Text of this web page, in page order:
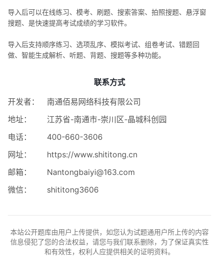
导入后可以在线练习、模考、刷题、搜索答案、拍照搜题、悬浮窗
搜题、是快速提高考试成绩的学习软件。
导入后支持顺序练习、选项乱序、模拟考试、组卷考试、错题回
做、智能生成解析、听题、背题、搜题等多种功能。
联系方式
开发者：
南通佰易网络科技有限公司
地址：
江苏省-南通市-崇川区-晶城科创园
电话：
400-660-3606
网址：
https://www.shititong.cn
邮箱：
Nantongbaiyi@163.com
微信：
shititong3606
本站公开题库由用户上传提供，如您认为试题通用户所上传的内容
信息侵犯了您的合法权益，请您与我们联系删除，为了保证真实性
和有效性，权利人应提供相关的证明资料。